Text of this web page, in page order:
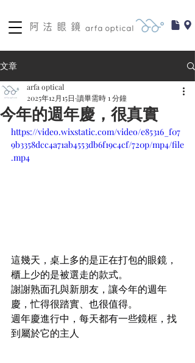
文章
今年的週年慶，很真實
arfa optical
2025年12月15日 讀畢需時 1 分鐘
https://video.wixstatic.com/video/e85316_f07
9b3358dcc4a71ab4553db6f19c4cf/720p/mp4/file
.mp4
這幾天，桌上多的是正在打包的眼鏡，
櫃上少的是被選走的款式。
謝謝熟面孔與新朋友，讓今年的週年
慶，忙得很踏實、也很值得。
週年慶進行中，每天都有一些鏡框，找
到屬於它的主人